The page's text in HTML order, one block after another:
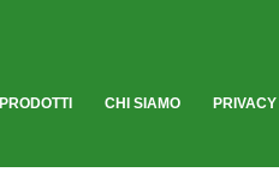
PRODOTTI CHI SIAMO